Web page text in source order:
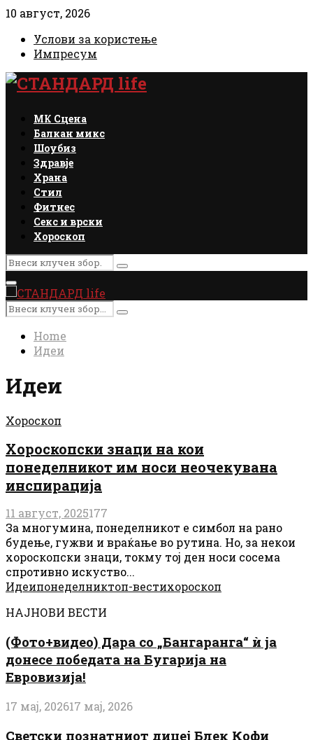
10 август, 2026
Услови за користење
Импресум
Facebook
Instagram
Email
Rss
МК Сцена
Балкан микс
Шоубиз
Здравје
Храна
Стил
Фитнес
Секс и врски
Хороскоп
Search
for:
Search
Primary
Menu
Search
for:
Search
Home
Идеи
Идеи
Хороскоп
Хороскопски знаци на кои
понеделникот им носи неочекувана
инспирација
11 август, 2025177
За многумина, понеделникот е симбол на рано
будење, гужви и враќање во рутина. Но, за некои
хороскопски знаци, токму тој ден носи сосема
спротивно искуство...
Идеипонеделниктоп-вестихороскоп
НАЈНОВИ ВЕСТИ
(Фото+видео) Дара со „Бангаранга“ ѝ ја
донесе победата на Бугарија на
Евровизија!
17 мај, 202617 мај, 2026
Светски познатниот диџеј Блек Кофи